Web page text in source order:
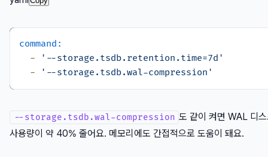
command:
-
'--storage.tsdb.retention.time=7d'
-
'--storage.tsdb.wal-compression'
--storage.tsdb.wal-compression 도 같이 켜면 WAL 디
사용량이 약 40% 줄어요. 메모리에도 간접적으로 도움이 돼요.